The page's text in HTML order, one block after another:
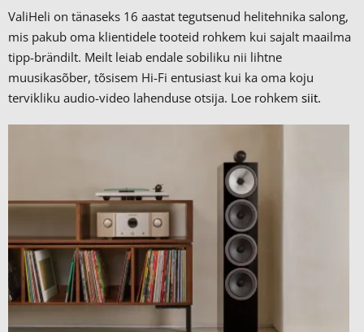
ValiHeli on tänaseks 16 aastat tegutsenud helitehnika salong,
mis pakub oma klientidele tooteid rohkem kui sajalt maailma
tipp-brändilt. Meilt leiab endale sobiliku nii lihtne
muusikasõber, tõsisem Hi-Fi entusiast kui ka oma koju
tervikliku audio-video lahenduse otsija. Loe rohkem siit.